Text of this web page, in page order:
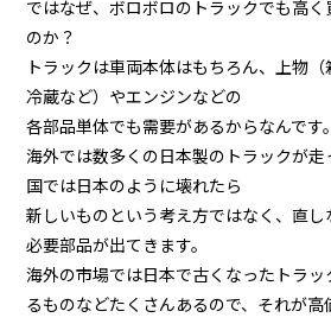
ではなぜ、ボロボロのトラックでも高
のか？
トラックは車両本体はもちろん、上物
冷蔵など）やエンジンなどの
各部品単体でも需要があるからなんです。
海外では数多くの日本製のトラックが
国では日本のように壊れたら
新しいものという考え方ではなく、直
必要部品が出てきます。
海外の市場では日本で古くなったトラ
るものなどたくさんあるので、それが高